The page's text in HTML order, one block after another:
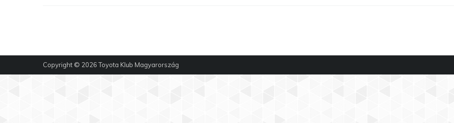
Copyright © 2026Toyota Klub Magyarország